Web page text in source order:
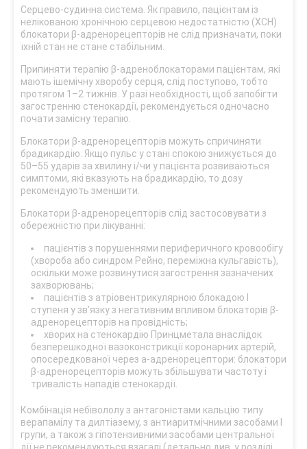
Серцево-судинна система. Як правило, пацієнтам із
нелікованою хронічною серцевою недостатністю (ХСН)
блокатори β-адренорецепторів не слід призначати, поки
їхній стан не стане стабільним.
Припиняти терапію β-адреноблокаторами пацієнтам, які
мають ішемічну хворобу серця, слід поступово, тобто
протягом 1–2 тижнів. У разі необхідності, щоб запобігти
загостренню стенокардії, рекомендується одночасно
почати замісну терапію.
Блокатори β-адренорецепторів можуть спричиняти
брадикардію. Якщо пульс у стані спокою знижується до
50–55 ударів за хвилину і/чи у пацієнта розвиваються
симптоми, які вказують на брадикардію, то дозу
рекомендують зменшити.
Блокатори β-адренорецепторів слід застосовувати з
обережністю при лікуванні:
пацієнтів з порушеннями периферичного кровообігу
(хвороба або синдром Рейно, переміжна кульгавість),
оскільки може розвинутися загострення зазначених
захворювань;
пацієнтів з атріовентрикулярною блокадою І
ступеня у зв’язку з негативним впливом блокаторів β-
адренорецепторів на провідність;
хворих на стенокардію Принцметала внаслідок
безперешкодної вазоконстрикції коронарних артерій,
опосередкованої через a-адренорецептори: блокатори
β-адренорецепторів можуть збільшувати частоту і
тривалість нападів стенокардії.
Комбінація небівололу з антагоністами кальцію типу
верапамілу та дилтіазему, з антиаритмічними засобами І
групи, а також з гіпотензивними засобами центральної